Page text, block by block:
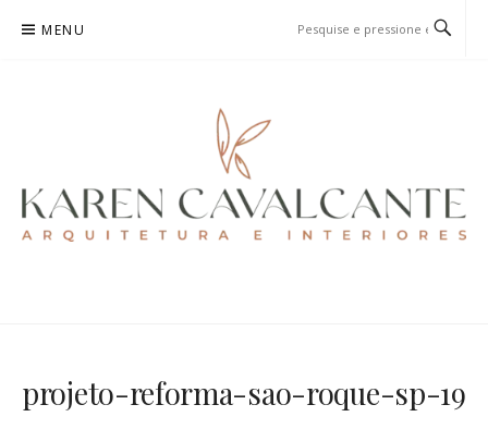
para
MENU
projeto-reforma-sao-roque-sp-19